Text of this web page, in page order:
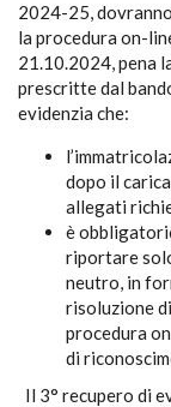
2024-25,
la procedura on-
21.10.2024, pena
prescritte dal
evidenzia che:
dopo il
allegati
è
riportare
neutro, in
risoluzione
procedura
di
Il 3° recupero di